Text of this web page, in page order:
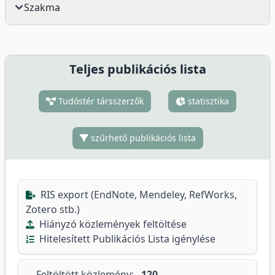
Szakma
Teljes publikációs lista
Tudóstér társszerzők statisztika
szűrhető publikációs lista
RIS export (EndNote, Mendeley, RefWorks,
Zotero stb.)
Hiányzó közlemények feltöltése
Hitelesített Publikációs Lista igénylése